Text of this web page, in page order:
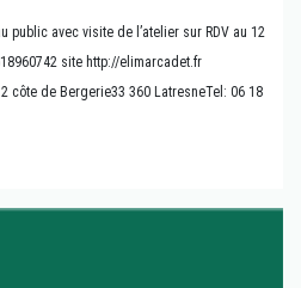
public avec visite de l’atelier sur RDV au 12
site http://elimarcadet.fr
côte de Bergerie33 360 LatresneTel: 06 18